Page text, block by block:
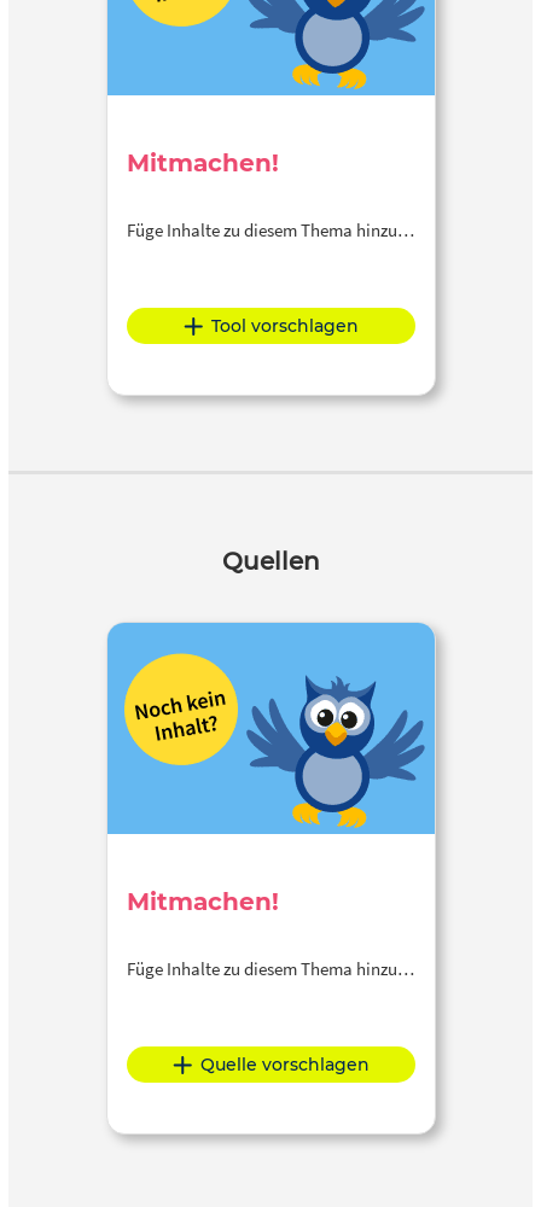
Mitmachen!
Füge Inhalte zu diesem Thema hinzu…
Tool vorschlagen
Quellen
Mitmachen!
Füge Inhalte zu diesem Thema hinzu…
Quelle vorschlagen